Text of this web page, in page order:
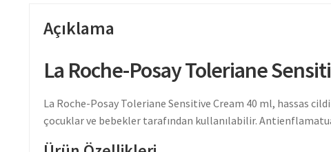
Açıklama
La Roche-Posay Toleriane
La Roche-Posay Toleriane Sensitive Cream 40 ml, hassas
çocuklar ve bebekler tarafından kullanılabilir.